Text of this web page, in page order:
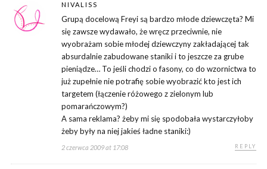
NIVALISS
Grupą docelową Freyi są bardzo młode dziewczęta? Mi
się zawsze wydawało, że wręcz przeciwnie, nie
wyobrażam sobie młodej dziewczyny zakładającej tak
absurdalnie zabudowane staniki i to jeszcze za grube
pieniądze… To jeśli chodzi o fasony, co do wzornictwa to
już zupełnie nie potrafię sobie wyobrazić kto jest ich
targetem (łączenie różowego z zielonym lub
pomarańczowym?)
A sama reklama? żeby mi się spodobała wystarczyłoby
żeby były na niej jakieś ładne staniki:)
2 czerwca 2009 at 17:08 REPLY